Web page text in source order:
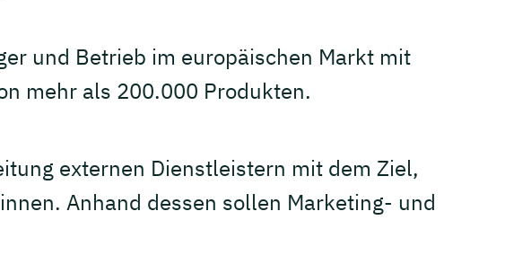
und Betrieb im europäischen Markt mit
mehr als 200.000 Produkten.
externen Dienstleistern mit dem Ziel,
Anhand dessen sollen Marketing- und